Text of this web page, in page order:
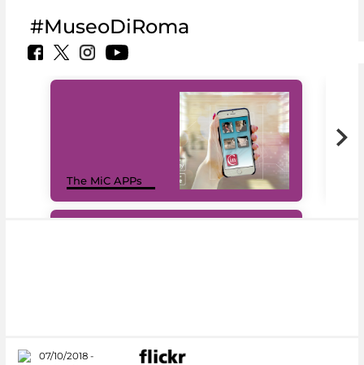
#MuseoDiRoma
The MiC APPs